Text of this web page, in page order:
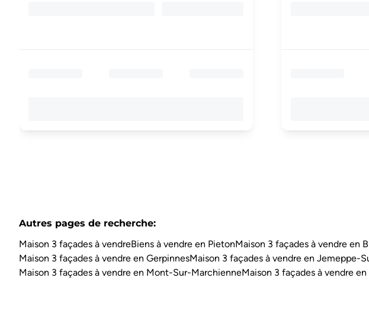
Autres pages de recherche:
Maison 3 façades à vendreBiens à vendre en PietonMaison 3 façades à vendre en
Maison 3 façades à vendre en GerpinnesMaison 3 façades à vendre en Jemeppe-
Maison 3 façades à vendre en Mont-Sur-MarchienneMaison 3 façades à vendre